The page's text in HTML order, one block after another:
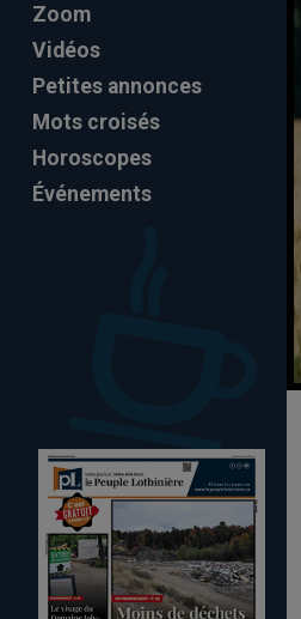
Zoom
Vidéos
Petites annonces
Mots croisés
Horoscopes
Événements